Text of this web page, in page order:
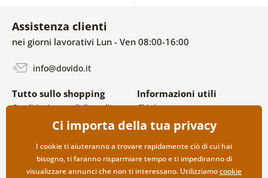
Assistenza clienti
nei giorni lavorativi Lun - Ven 08:00-16:00
info@dovido.it
Tutto sullo shopping
Condizioni generali di vendita e
Politica sulla privacy
Opzioni di spedizione e
pagamento
Reso della merce
Informazioni utili
Chi siamo
FAQ
Contatti
Collaborazione all’ingrosso
Ci importa della tua privacy
I cookie ti aiuteranno a trovare rapidamente ciò di cui hai
bisogno, ti faranno risparmiare tempo e ti impediranno di
visualizzare annunci che non ti interessano. Utilizziamocookie